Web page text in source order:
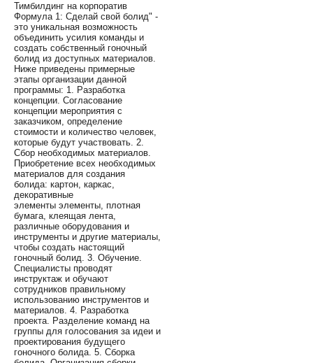
Тимбилдинг на корпоратив
Формула 1: Сделай свой болид" -
это уникальная возможность
объединить усилия команды и
создать собственный гоночный
болид из доступных материалов.
Ниже приведены примерные
этапы организации данной
программы: 1. Разработка
концепции. Согласование
концепции мероприятия с
заказчиком, определение
стоимости и количество человек,
которые будут участвовать. 2.
Сбор необходимых материалов.
Приобретение всех необходимых
материалов для создания
болида: картон, каркас,
декоративные
элементы элементы, плотная
бумага, клеящая лента,
различные оборудования и
инструменты и другие материалы,
чтобы создать настоящий
гоночный болид. 3. Обучение.
Специалисты проводят
инструктаж и обучают
сотрудников правильному
использованию инструментов и
материалов. 4. Разработка
проекта. Разделение команд на
группы для голосования за идеи и
проектирования будущего
гоночного болида. 5. Сборка